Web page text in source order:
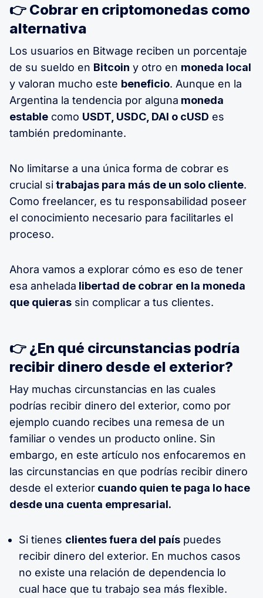
👉 Cobrar en criptomonedas como
alternativa
Los usuarios en Bitwage reciben un porcentaje
de su sueldo en Bitcoin y otro en moneda local
y valoran mucho este beneficio. Aunque en la
Argentina la tendencia por alguna moneda
estable como USDT, USDC, DAI o cUSD es
también predominante.
No limitarse a una única forma de cobrar es
crucial sitrabajas para más de un solo cliente.
Como freelancer, es tu responsabilidad poseer
el conocimiento necesario para facilitarles el
proceso.
Ahora vamos a explorar cómo es eso de tener
esa anhelada libertad de cobrar en la moneda
que quieras sin complicar a tus clientes.
👉 ¿En qué circunstancias podría
recibir dinero desde el exterior?
Hay muchas circunstancias en las cuales
podrías recibir dinero del exterior, como por
ejemplo cuando recibes una remesa de un
familiar o vendes un producto online. Sin
embargo, en este artículo nos enfocaremos en
las circunstancias en que podrías recibir dinero
desde el exterior cuando quien te paga lo hace
desde una cuenta empresarial.
Si tienes clientes fuera del país puedes
recibir dinero del exterior. En muchos casos
no existe una relación de dependencia lo
cual hace que tu trabajo sea más flexible.